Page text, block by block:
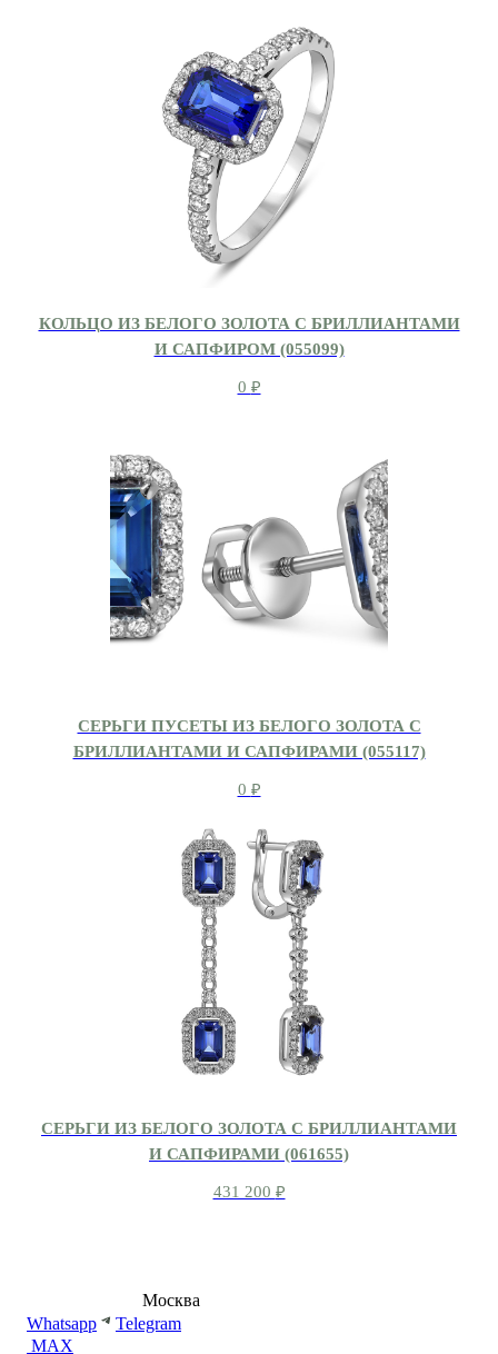
КОЛЬЦО ИЗ БЕЛОГО ЗОЛОТА С БРИЛЛИАНТАМИ
И САПФИРОМ (055099)
0 ₽
СЕРЬГИ ПУСЕТЫ ИЗ БЕЛОГО ЗОЛОТА С
БРИЛЛИАНТАМИ И САПФИРАМИ (055117)
0 ₽
СЕРЬГИ ИЗ БЕЛОГО ЗОЛОТА С БРИЛЛИАНТАМИ
И САПФИРАМИ (061655)
431 200 ₽
Москва
Whatsapp
Telegram
MAX